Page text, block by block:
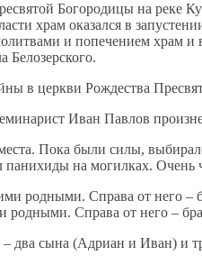
Богородицы на реке
храм оказался в
и попечением храм и
Белозерского.
в церкви Рождества
Иван Павлов
Пока были силы,
на могилках. Очень
Справа от него –
два сына (Адриан и Иван) и